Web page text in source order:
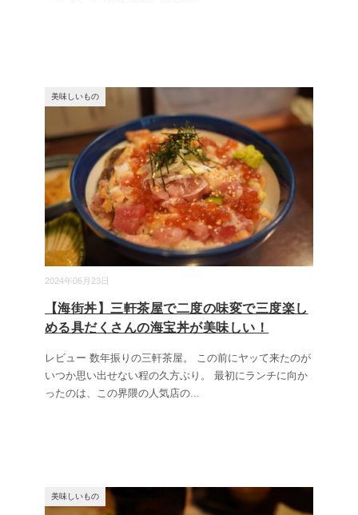
2024年06月23日
美味しいもの
【海街丼】三軒茶屋で二度の味変で三度楽し
める具だくさんの海宝丼が美味しい！
レビュー 数年振りの三軒茶屋。 この前にヤッて来たのが
いつか思い出せない程の久方ぶり。 最初にランチに向か
ったのは、この界隈の人気店の...
美味しいもの